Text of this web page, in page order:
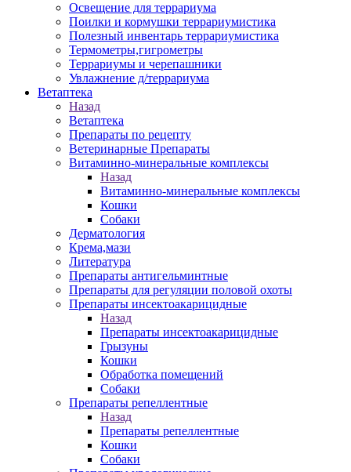
Освещение для террариума
Поилки и кормушки террариумистика
Полезный инвентарь террариумистика
Термометры,гигрометры
Террариумы и черепашники
Увлажнение д/террариума
Ветаптека
Назад
Ветаптека
Препараты по рецепту
Ветеринарные Препараты
Витаминно-минеральные комплексы
Назад
Витаминно-минеральные комплексы
Кошки
Собаки
Дерматология
Крема,мази
Литература
Препараты антигельминтные
Препараты для регуляции половой охоты
Препараты инсектоакарицидные
Назад
Препараты инсектоакарицидные
Грызуны
Кошки
Обработка помещений
Собаки
Препараты репеллентные
Назад
Препараты репеллентные
Кошки
Собаки